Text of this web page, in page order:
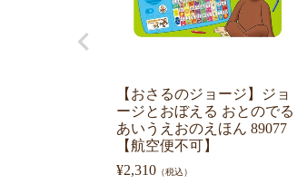
【おさるのジョージ】ジョ
ージとおぼえる おとのでる
あいうえおのえほん 89077
【航空便不可】
¥2,310 （税込）